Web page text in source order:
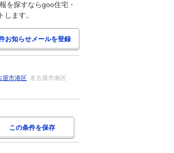
を探すならgoo住宅・
ます。
屋市港区 名古屋市南区
この条件を保存